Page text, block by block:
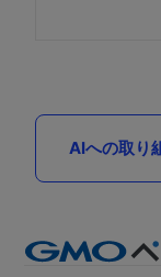
AIへの取り